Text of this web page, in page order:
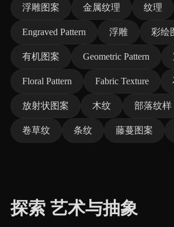
浮雕图案 金属纹理 纹理
Engraved Pattern 浮雕 彩绘
有机图案 Geometric Pattern
Floral Pattern Fabric Texture
放射状图案 木纹 部落纹样
卷草纹 条纹 藤蔓图案
探索 艺术与抽象